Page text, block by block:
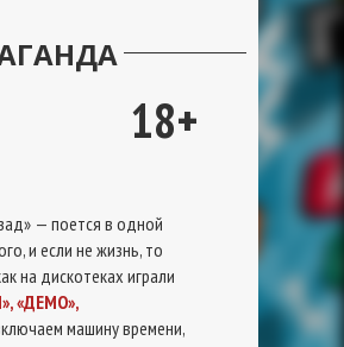
18+
— поется в одной
и если не жизнь, то
на дискотеках играли
«ДЕМО»,
машину времени,